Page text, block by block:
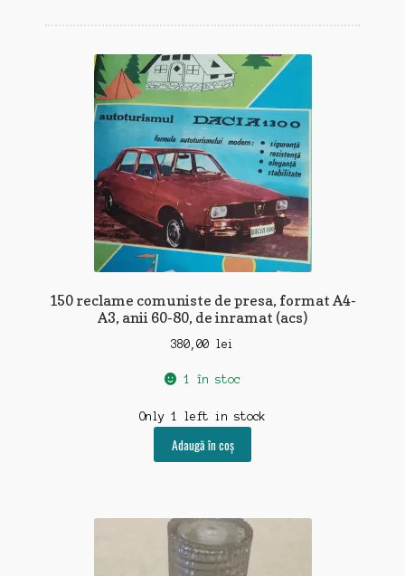
cele
recente
150 reclame comuniste de presa, format A4-
A3, anii 60-80, de inramat (acs)
380,00 lei
1 în stoc
Only 1 left in stock
Adaugă în coș